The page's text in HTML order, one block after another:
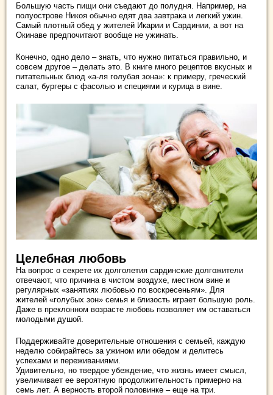
Большую часть пищи они съедают до полудня. Например, на
полуострове Никоя обычно едят два завтрака и легкий ужин.
Самый плотный обед у жителей Икарии и Сардинии, а вот на
Окинаве предпочитают вообще не ужинать.
Конечно, одно дело – знать, что нужно питаться правильно, и
совсем другое – делать это. В книге много рецептов вкусных и
питательных блюд «а-ля голубая зона»: к примеру, греческий
салат, бургеры с фасолью и специями и курица в вине.
Целебная любовь
На вопрос о секрете их долголетия сардинские долгожители
отвечают, что причина в чистом воздухе, местном вине и
регулярных «занятиях любовью по воскресеньям». Для
жителей «голубых зон» семья и близость играет большую роль.
Даже в преклонном возрасте любовь позволяет им оставаться
молодыми душой.
Поддерживайте доверительные отношения с семьей, каждую
неделю собирайтесь за ужином или обедом и делитесь
успехами и переживаниями.
Удивительно, но твердое убеждение, что жизнь имеет смысл,
увеличивает ее вероятную продолжительность примерно на
семь лет. А верность второй половинке – еще на три.